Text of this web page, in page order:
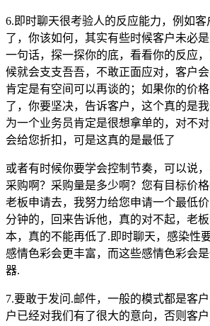
6.即时聊天很考验人的反应能力，例如
了，你该如何，其实有些时候客户未必
一句话，探一探你的底，看看你的反应
候就会支支吾吾，不敢正面应对，客户会
肯定是有空间可以再谈的；如果你的价
了，你要坚决，告诉客户，这个真的是
为一个业务员肯定是很想拿单的，对不
会给您折扣，可是这真的是最低了
或者有时候你要学会控制节奏，可以说
采购啊？采购量是多少啊？您有目标价
老板申请去，我努力给您申请一个最低
分钟的，回来告诉他，真的对不起，老
本，真的不能再低了.即时聊天，感染性
感情色彩会更丰富，而这些感情色彩会
器.
7.要敢于发问.邮件，一般的模式都是客
户已经对我们有了很大的意向，否则客